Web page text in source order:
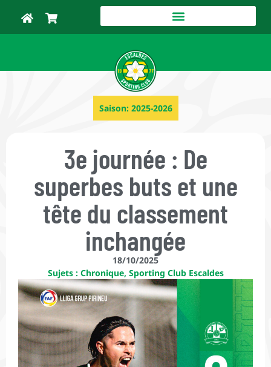
Saison: 2025-2026
3e journée : De
superbes buts et une
tête du classement
inchangée
18/10/2025
Sujets : Chronique, Sporting Club Escaldes